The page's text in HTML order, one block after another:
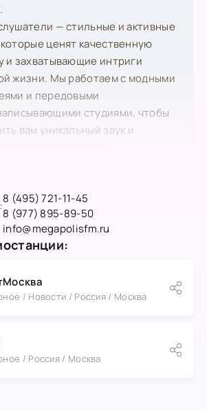
— стильные и активные
ценят качественную
и захватывающие интриги
жизни. Мы работаем с модными
и передовыми
студиями, чтобы
вам уникальный звук и
FM вы услышите
и российской музыки, а также с
представителями клубной
Мы приглашаем вас открыть
развлекательных центров
жизни.
8 (495) 721-11-45
8 (977) 895-89-50
info@megapolisfm.ru
/ Новости / Россия / Москва
/ Россия / Москва